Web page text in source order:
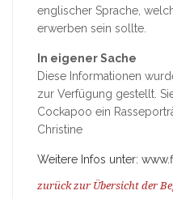
englischer Sprache,
erwerben sein sollte.
In eigener Sache
Diese Informationen
zur Verfügung gestellt.
Cockapoo ein
Christine
Weitere Infos unter:
zurück zur Übersicht der